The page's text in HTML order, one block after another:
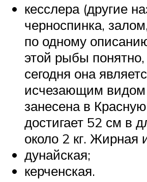
кесслера (другие
черноспинка,
по одному
этой рыбы
сегодня она
исчезающим видом
занесена в
достигает 52 см в
около 2 кг. Жирная
дунайская;
керченская.